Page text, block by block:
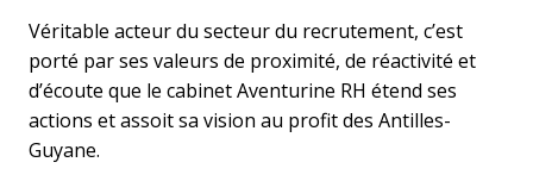
Véritable acteur du secteur du recrutement, c’est
porté par ses valeurs de proximité, de réactivité et
d’écoute que le cabinet Aventurine RH étend ses
actions et assoit sa vision au profit des Antilles-
Guyane.